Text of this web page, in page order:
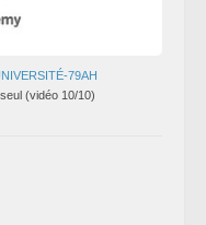
79AH
(vidéo 10/10)